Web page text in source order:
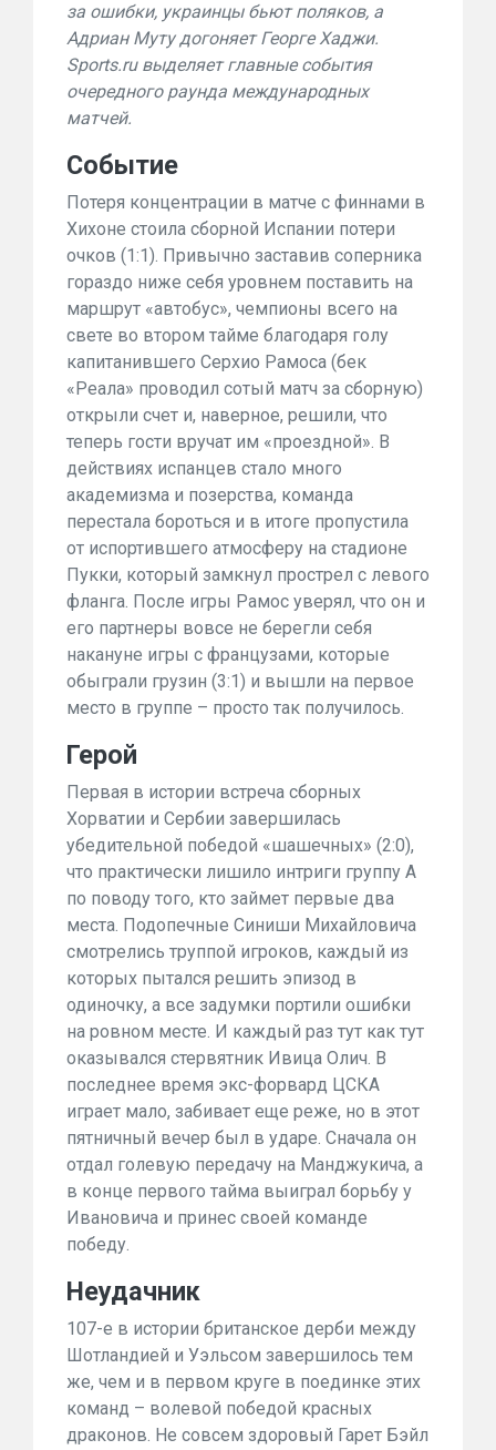
за ошибки, украинцы бьют поляков, а
Адриан Муту догоняет Георге Хаджи.
Sports.ru выделяет главные события
очередного раунда международных
матчей.
Событие
Потеря концентрации в матче с финнами в
Хихоне стоила сборной Испании потери
очков (1:1). Привычно заставив соперника
гораздо ниже себя уровнем поставить на
маршрут «автобус», чемпионы всего на
свете во втором тайме благодаря голу
капитанившего Серхио Рамоса (бек
«Реала» проводил сотый матч за сборную)
открыли счет и, наверное, решили, что
теперь гости вручат им «проездной». В
действиях испанцев стало много
академизма и позерства, команда
перестала бороться и в итоге пропустила
от испортившего атмосферу на стадионе
Пукки, который замкнул прострел с левого
фланга. После игры Рамос уверял, что он и
его партнеры вовсе не берегли себя
накануне игры с французами, которые
обыграли грузин (3:1) и вышли на первое
место в группе – просто так получилось.
Герой
Первая в истории встреча сборных
Хорватии и Сербии завершилась
убедительной победой «шашечных» (2:0),
что практически лишило интриги группу А
по поводу того, кто займет первые два
места. Подопечные Синиши Михайловича
смотрелись труппой игроков, каждый из
которых пытался решить эпизод в
одиночку, а все задумки портили ошибки
на ровном месте. И каждый раз тут как тут
оказывался стервятник Ивица Олич. В
последнее время экс-форвард ЦСКА
играет мало, забивает еще реже, но в этот
пятничный вечер был в ударе. Сначала он
отдал голевую передачу на Манджукича, а
в конце первого тайма выиграл борьбу у
Ивановича и принес своей команде
победу.
Неудачник
107-е в истории британское дерби между
Шотландией и Уэльсом завершилось тем
же, чем и в первом круге в поединке этих
команд – волевой победой красных
драконов. Не совсем здоровый Гарет Бэйл